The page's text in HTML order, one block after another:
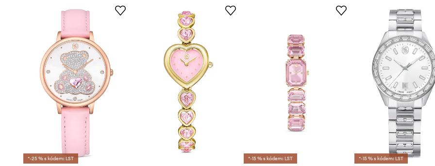
*-25 % s kódem: LST *-15 % s kódem: LST *-15 % s kódem: LST